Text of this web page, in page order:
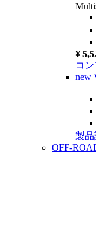
¥
コ
new
製品
OFF-